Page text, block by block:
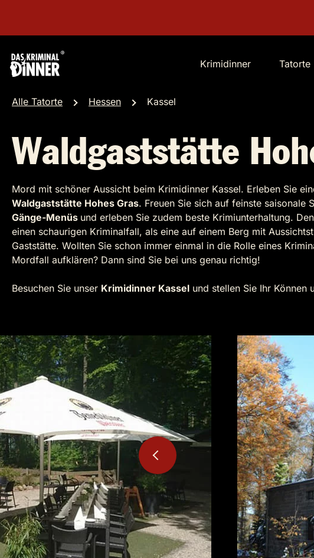
Krimidinner Tatorte
Alle Tatorte Hessen Kassel
Waldgaststätte
Mord mit schöner Aussicht beim Krimidinner Kassel. Erleben Sie
Waldgaststätte Hohes Gras. Freuen Sie sich auf feinste saisonale
Gänge-Menüs und erleben Sie zudem beste Krimiunterhaltung.
einen schaurigen Kriminalfall, als eine auf einem Berg mit
Gaststätte. Wollten Sie schon immer einmal in die Rolle eines
Mordfall aufklären? Dann sind Sie bei uns genau richtig!
Besuchen Sie unser Krimidinner Kassel und stellen Sie Ihr Können